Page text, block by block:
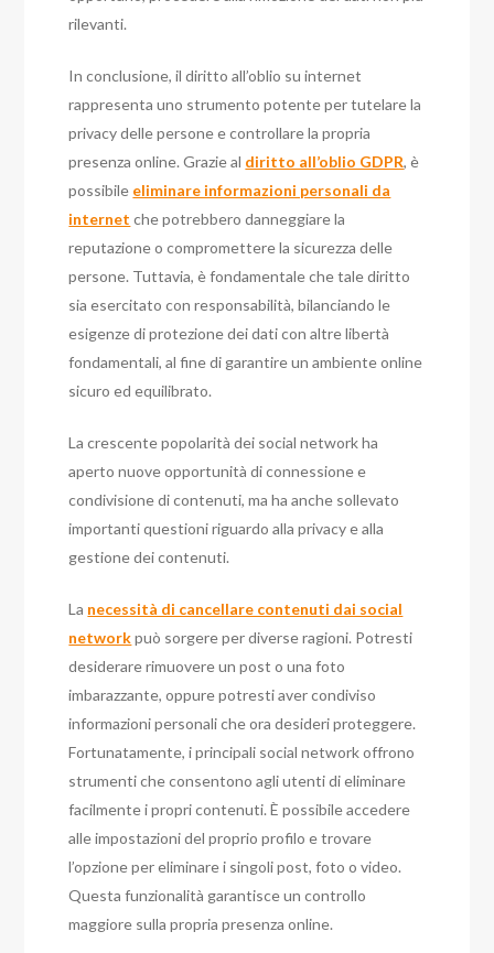
rilevanti.
In conclusione, il diritto all’oblio su internet
rappresenta uno strumento potente per tutelare la
privacy delle persone e controllare la propria
presenza online. Grazie al diritto all’oblio GDPR, è
possibile eliminare informazioni personali da
internet che potrebbero danneggiare la
reputazione o compromettere la sicurezza delle
persone. Tuttavia, è fondamentale che tale diritto
sia esercitato con responsabilità, bilanciando le
esigenze di protezione dei dati con altre libertà
fondamentali, al fine di garantire un ambiente online
sicuro ed equilibrato.
La crescente popolarità dei social network ha
aperto nuove opportunità di connessione e
condivisione di contenuti, ma ha anche sollevato
importanti questioni riguardo alla privacy e alla
gestione dei contenuti.
La necessità di cancellare contenuti dai social
networkpuò sorgere per diverse ragioni. Potresti
desiderare rimuovere un post o una foto
imbarazzante, oppure potresti aver condiviso
informazioni personali che ora desideri proteggere.
Fortunatamente, i principali social network offrono
strumenti che consentono agli utenti di eliminare
facilmente i propri contenuti. È possibile accedere
alle impostazioni del proprio profilo e trovare
l’opzione per eliminare i singoli post, foto o video.
Questa funzionalità garantisce un controllo
maggiore sulla propria presenza online.